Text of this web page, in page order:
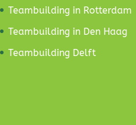
Teambuilding in Rotterdam
Teambuilding in Den Haag
Teambuilding Delft